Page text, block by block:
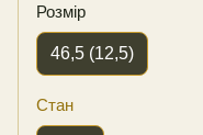
Розмір
46,5 (12,5)
Стан